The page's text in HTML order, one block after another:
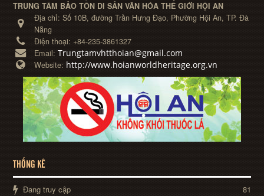
TRUNG TÂM BẢO TỒN DI SẢN VĂN HÓA THẾ GIỚI HỘI AN
Địa chỉ:Số 10B, đường Trần Hưng Đạo, Phường Hội An, TP. Đà
Nẵng
Điện thoại: +84-235-3861327
Email:Trungtamvhtthoian@gmail.com
Website: http://www.hoianworldheritage.org.vn
THỐNG KÊ
Đang truy cập 81